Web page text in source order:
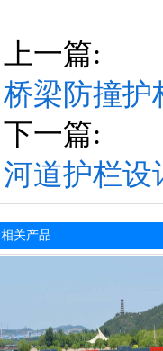
上一篇:
桥梁防撞护
下一篇:
河道护栏设
相关产品